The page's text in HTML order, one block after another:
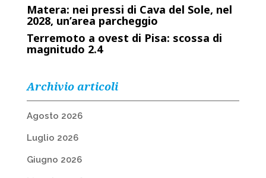
Matera: nei pressi di Cava del Sole, nel
2028, un’area parcheggio
Terremoto a ovest di Pisa: scossa di
magnitudo 2.4
Archivio articoli
Agosto 2026
Luglio 2026
Giugno 2026